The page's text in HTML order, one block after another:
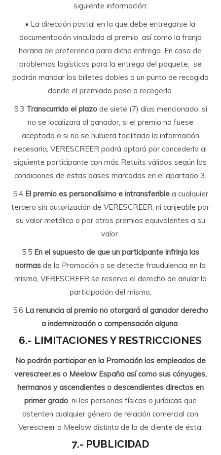
siguiente información:
• La dirección postal en la que debe entregarse la
documentación vinculada al premio, así como la franja
horaria de preferencia para dicha entrega. En caso de
problemas logísticos para la entrega del paquete, se
podrán mandar los billetes dobles a un punto de recogida
donde el premiado pase a recogerla.
5.3 Transcurrido el plazode siete (7) días mencionado, si
no se localizara al ganador, si el premio no fuese
aceptado o si no se hubiera facilitado la información
necesaria, VERESCREER podrá optará por concederlo al
siguiente participante con más Retuits válidos según las
condiciones de estas bases marcadas en el apartado 3.
5.4 El premio es personalísimo e intransferiblea cualquier
tercero sin autorización de VERESCREER, ni canjeable por
su valor metálico o por otros premios equivalentes a su
valor.
5.5 En el supuesto de que un participante infrinja las
normasde la Promoción o se detecte fraudulencia en la
misma, VERESCREER se reserva el derecho de anular la
participación del mismo.
5.6 La renuncia al premio no otorgará al ganador derecho
a indemnización o compensación alguna.
6.- LIMITACIONES Y RESTRICCIONES
No podrán participar en la Promoción los empleados de
verescreer.es o Meelow España así como sus cónyuges,
hermanos y ascendientes o descendientes directos en
primer grado, ni las personas físicas o jurídicas que
ostenten cualquier género de relación comercial con
Verescreer o Meelow distinta de la de cliente de ésta.
7.- PUBLICIDAD